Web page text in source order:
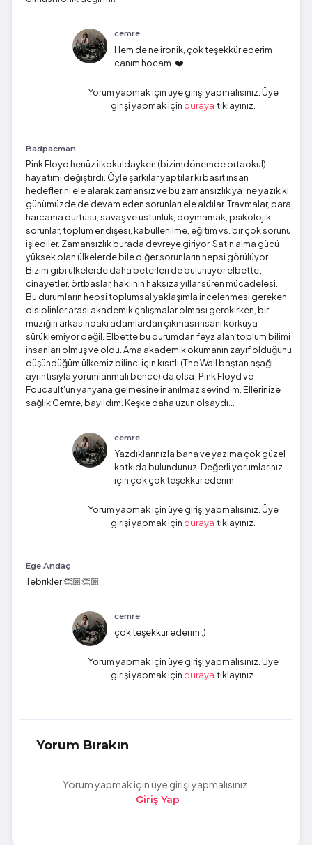
cemre
Hem de ne ironik, çok teşekkür ederim
canım hocam. ❤️
Yorum yapmak için üye girişi yapmalısınız. Üye
girişi yapmak için buraya tıklayınız.
Badpacman
Pink Floyd henüz ilkokuldayken (bizimdönemde ortaokul)
hayatımı değiştirdi. Öyle şarkılar yaptılar ki basit insan
hedeflerini ele alarak zamansız ve bu zamansızlık ya; ne yazık ki
günümüzde de devam eden sorunları ele aldılar. Travmalar, para,
harcama dürtüsü, savaş ve üstünlük, doymamak, psikolojik
sorunlar, toplum endişesi, kabullenilme, eğitim vs. bir çok sorunu
işlediler. Zamansızlık burada devreye giriyor. Satın alma gücü
yüksek olan ülkelerde bile diğer sorunların hepsi görülüyor.
Bizim gibi ülkelerde daha beterleri de bulunuyor elbette;
cinayetler, örtbaslar, haklının haksıza yıllar süren mücadelesi...
Bu durumların hepsi toplumsal yaklaşımla incelenmesi gereken
disiplinler arası akademik çalışmalar olması gerekirken, bir
müziğin arkasındaki adamlardan çıkması insanı korkuya
sürüklemiyor değil. Elbette bu durumdan feyz alan toplum bilimi
insanları olmuş ve oldu. Ama akademik okumanın zayıf olduğunu
düşündüğüm ülkemiz bilinci için kısıtlı (The Wall baştan aşağı
ayrıntısıyla yorumlanmalı bence) da olsa; Pink Floyd ve
Foucault'un yanyana gelmesine inanılmaz sevindim. Ellerinize
sağlık Cemre, bayıldım. Keşke daha uzun olsaydı...
cemre
Yazdıklarınızla bana ve yazıma çok güzel
katkıda bulundunuz. Değerli yorumlarınız
için çok çok teşekkür ederim.
Yorum yapmak için üye girişi yapmalısınız. Üye
girişi yapmak için buraya tıklayınız.
Ege Andaç
Tebrikler 👏🏼👏🏼
cemre
çok teşekkür ederim :)
Yorum yapmak için üye girişi yapmalısınız. Üye
girişi yapmak için buraya tıklayınız.
Yorum Bırakın
Yorum yapmak için üye girişi yapmalısınız.
Giriş Yap